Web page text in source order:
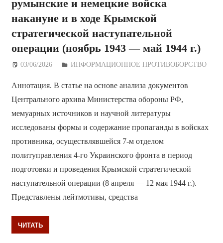
румынские и немецкие войска
накануне и в ходе Крымской
стратегической наступательной
операции (ноябрь 1943 — май 1944 г.)
03/06/2026 Дежурный по Редакции
ИНФОРМАЦИОННОЕ ПРОТИВОБОРСТВО
Аннотация. В статье на основе анализа документов
Центрального архива Министерства обороны РФ,
мемуарных источников и научной литературы
исследованы формы и содержание пропаганды в войсках
противника, осуществлявшейся 7-м отделом
политуправления 4-го Украинского фронта в период
подготовки и проведения Крымской стратегической
наступательной операции (8 апреля — 12 мая 1944 г.).
Представлены лейтмотивы, средства
ЧИТАТЬ